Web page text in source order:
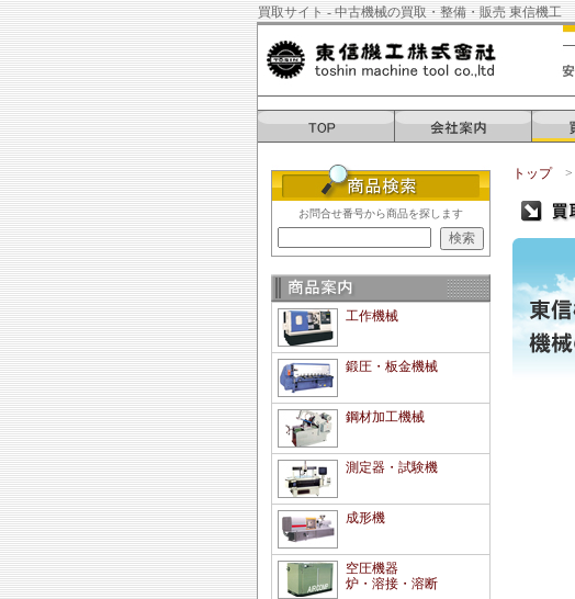
買取サイト - 中古機械の買取・整備・販売 東信機工
お問合せ番号から商品を探します
工作機械
鍛圧・板金機械
鋼材加工機械
測定器・試験機
成形機
空圧機器
炉・溶接・溶断
トップ>